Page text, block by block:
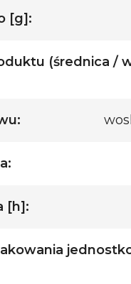
[g]:
(średnica /
[h]: